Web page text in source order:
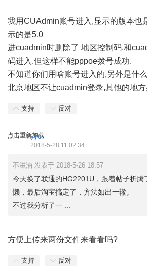
我用CUAdmin账号进入,显示的版本也
示的是5.0
进cuadmin时删除了 地区控制码,和
码进入.但这样不能pppoe拨号成功.
不知道你们用啥账号进入的,另外是什
北京地区不让cuadmin登录,其他的地
支持 反对
点击重新加载
yycl
2018-5-28 11:02:34
不滋油 发表于 2018-5-26 18:57
今天换了联通的HG2201U，跟着帖子折腾
懒，最后淘宝搞定了，方法如出一辙。
不过我分析了一 ...
方便上传来两份文件来看看吗?
支持 反对